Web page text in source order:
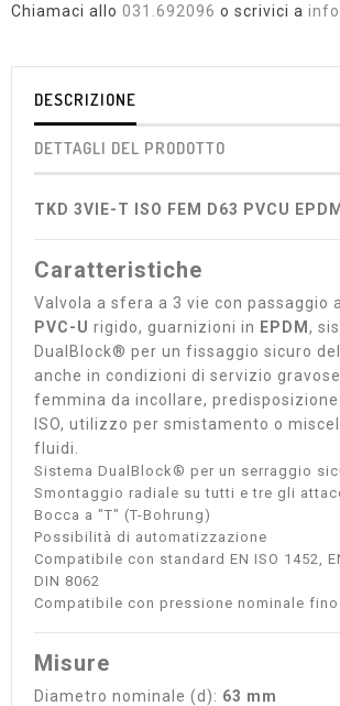
Chiamaci allo 031.692096 o scrivici a
DESCRIZIONE
DETTAGLI DEL PRODOTTO
TKD 3VIE-T ISO FEM D63 PVCU EPDM
Caratteristiche
Valvola a sfera a 3 vie con passaggio
PVC-U rigido, guarnizioni in EPDM ,
DualBlock® per un fissaggio sicuro
anche in condizioni di servizio
femmina da incollare,
ISO, utilizzo per smistamento o
fluidi.
Sistema DualBlock® per un serraggio
Smontaggio radiale su tutti e tre gli
Bocca a "T" (T-Bohrung)
Possibilità di automatizzazione
Compatibile con standard EN ISO 1452,
DIN 8062
Compatibile con pressione nominale fino
Misure
Diametro nominale (d): 63 mm